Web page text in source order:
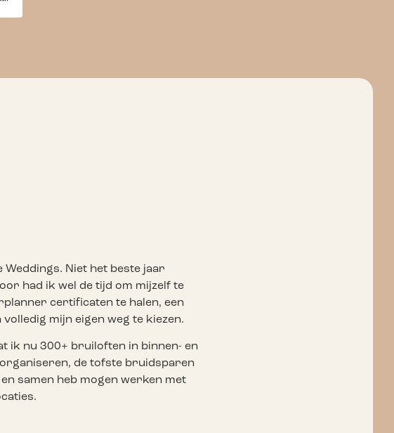
Weddings. Niet het beste jaar
had ik wel de tijd om mijzelf te
certificaten te halen, een
mijn eigen weg te kiezen.
ik nu 300+ bruiloften in binnen- en
de tofste bruidsparen
samen heb mogen werken met